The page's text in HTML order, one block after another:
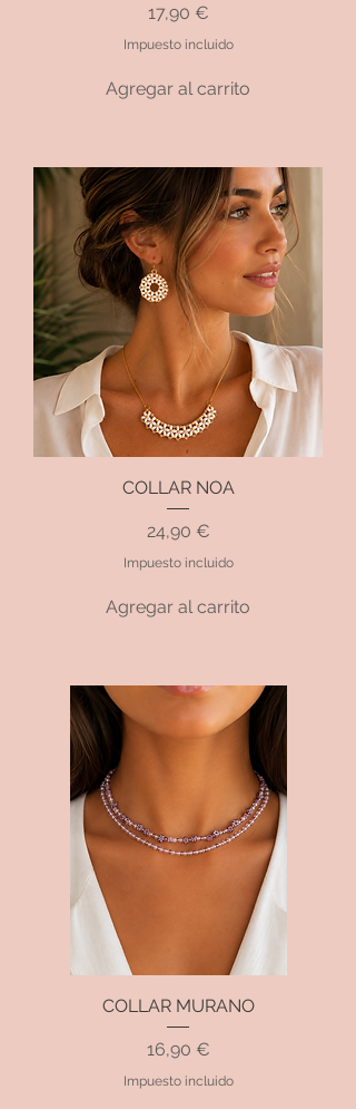
Precio
17,90 €
Impuesto incluido
Agregar al carrito
COLLAR NOA
Precio
24,90 €
Impuesto incluido
Agregar al carrito
COLLAR MURANO
Precio
16,90 €
Impuesto incluido